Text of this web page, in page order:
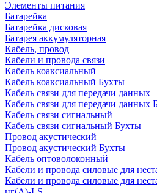
Элементы питания
Батарейка
Батарейка дисковая
Батарея аккумуляторная
Кабель, провод
Кабели и провода связи
Кабель коаксиальный
Кабель коаксиальный Бухты
Кабель связи для передачи данных
Кабель связи для передачи данных
Кабель связи сигнальный
Кабель связи сигнальный Бухты
Провод акустический
Провод акустический Бухты
Кабель оптоволоконный
Кабели и провода силовые для
Кабели и провода силовые для